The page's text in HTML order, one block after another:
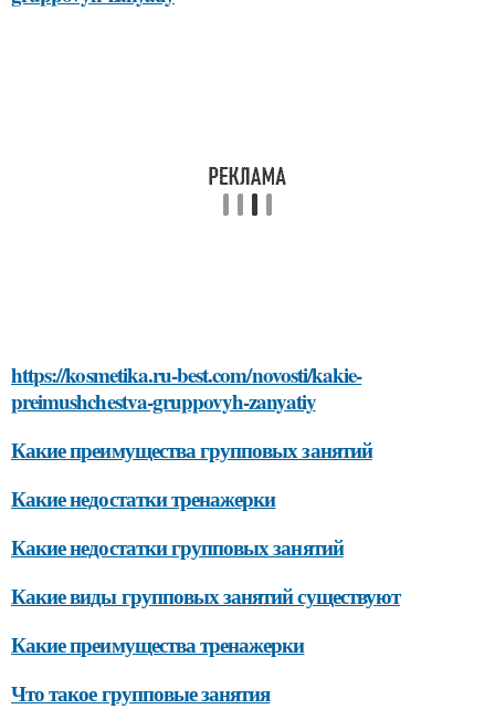
https://kosmetika.ru-best.com/novosti/kakie-
preimushchestva-gruppovyh-zanyatiy
Какие преимущества групповых занятий
Какие недостатки тренажерки
Какие недостатки групповых занятий
Какие виды групповых занятий существуют
Какие преимущества тренажерки
Что такое групповые занятия